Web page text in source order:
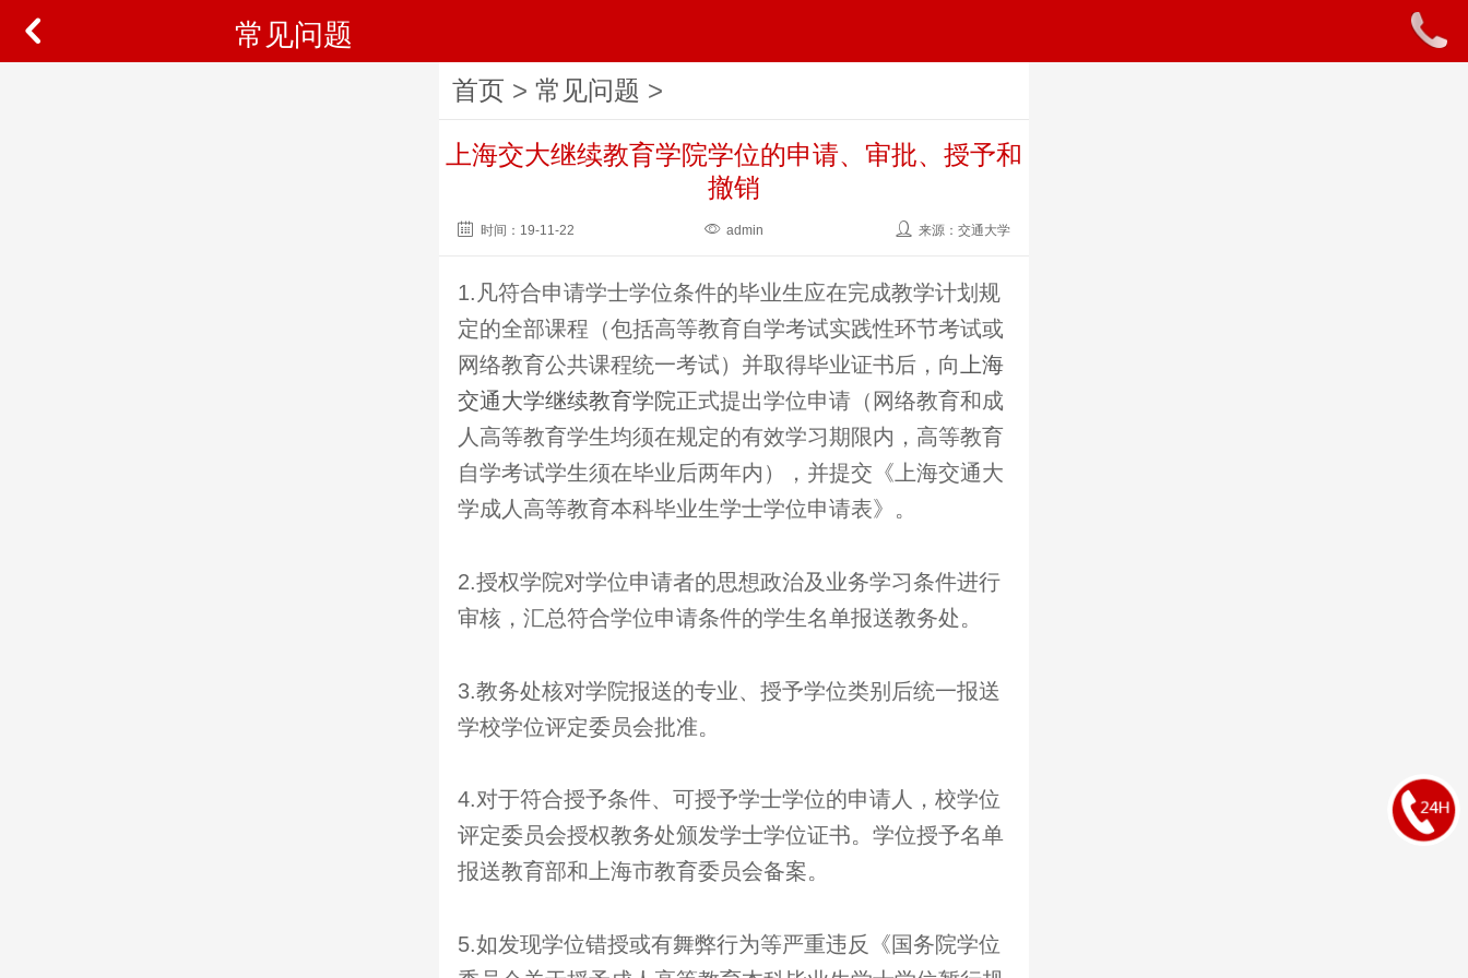
常见问题
首页 > 常见问题 >
上海交大继续教育学院学位的申请、审批、授予和
撤销
时间： 19-11-22 admin 来源：交通大学
1.凡符合申请学士学位条件的毕业生应在完成教学计划规
定的全部课程（包括高等教育自学考试实践性环节考试或
网络教育公共课程统一考试）并取得毕业证书后，向 上海
交通大学继续教育学院正式提出学位申请（网络教育和成
人高等教育学生均须在规定的有效学习期限内，高等教育
自学考试学生须在毕业后两年内），并提交《上海交通大
学成人高等教育本科毕业生学士学位申请表》。
2.授权学院对学位申请者的思想政治及业务学习条件进行
审核，汇总符合学位申请条件的学生名单报送教务处。
3.教务处核对学院报送的专业、授予学位类别后统一报送
学校学位评定委员会批准。
4.对于符合授予条件、可授予学士学位的申请人，校学位
评定委员会授权教务处颁发学士学位证书。学位授予名单
报送教育部和上海市教育委员会备案。
5.如发现学位错授或有舞弊行为等严重违反《国务院学位